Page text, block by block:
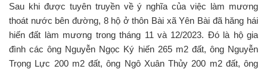
Sau khi được tuyên truyền về ý nghĩa của việc làm mương
thoát nước bên đường, 8 hộ ở thôn Bài xã Yên Bài đã hăng hái
hiến đất làm mương trong tháng 11 và 12/2023. Đó là hộ gia
đình các ông Nguyễn Ngọc Ký hiến 265 m2 đất, ông Nguyễn
Trọng Lực 200 m2 đất, ông Ngô Xuân Thủy 200 m2 đất, ông